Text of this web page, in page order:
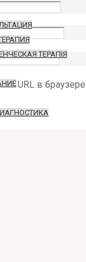
ТЕРАПІЯ
и URL в